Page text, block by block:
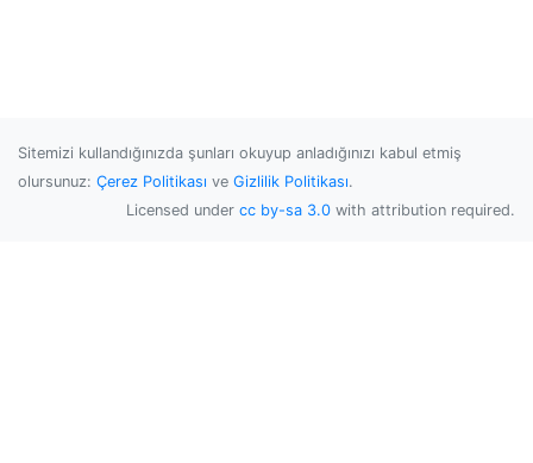
Sitemizi kullandığınızda şunları okuyup anladığınızı kabul etmiş
olursunuz: Çerez Politikası ve Gizlilik Politikası.
Licensed under cc by-sa 3.0 with attribution required.